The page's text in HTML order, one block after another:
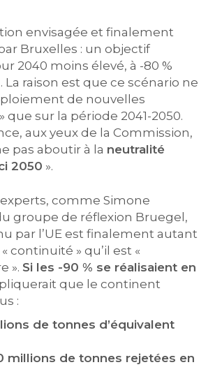
envisagée et finalement
Bruxelles : un objectif
2040 moins élevé, à -80 %
La raison est que ce scénario ne
de nouvelles
que sur la période 2041-2050.
aux yeux de la Commission,
pas aboutir à la neutralité
2050 ».
comme Simone
groupe de réflexion Bruegel,
par l’UE est finalement autant
continuité » qu’il est «
». Si les -90 % se réalisaient en
que le continent
:
de tonnes d’équivalent
millions de tonnes rejetées en